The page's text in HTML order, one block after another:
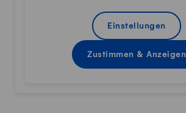
Einstellungen
Zustimmen & Anzeigen